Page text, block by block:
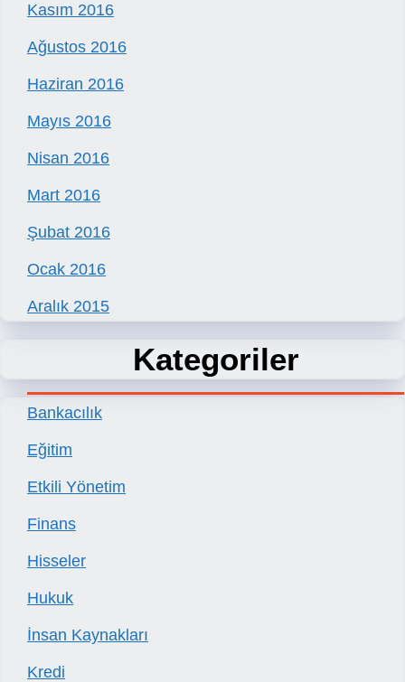
Kasım 2016
Ağustos 2016
Haziran 2016
Mayıs 2016
Nisan 2016
Mart 2016
Şubat 2016
Ocak 2016
Aralık 2015
Kategoriler
Bankacılık
Eğitim
Etkili Yönetim
Finans
Hisseler
Hukuk
İnsan Kaynakları
Kredi